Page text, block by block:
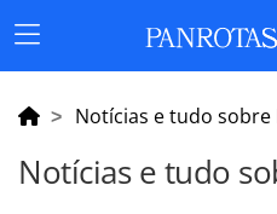
Menu
Principal
Notícias e tudo sobre
Notícias e tudo